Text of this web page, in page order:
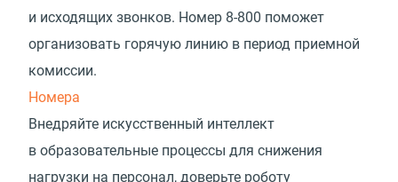
и исходящих звонков. Номер 8-800 поможет
организовать горячую линию в период приемной
комиссии.
Номера
Внедряйте искусственный интеллект
в образовательные процессы для снижения
нагрузки на персонал, доверьте роботу